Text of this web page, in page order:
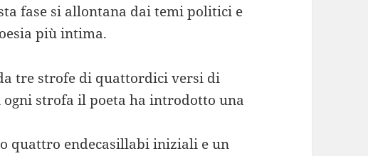
fase si allontana dai temi politici e
più intima.
tre strofe di quattordici versi di
strofa il poeta ha introdotto una
quattro endecasillabi iniziali e un